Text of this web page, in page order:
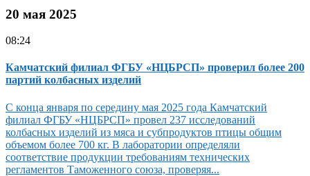
20 мая 2025
08:24
Камчатский филиал ФГБУ «НЦБРСП» проверил более 200
партий колбасных изделий
С конца января по середину мая 2025 года Камчатский
филиал ФГБУ «НЦБРСП» провел 237 исследований
колбасных изделий из мяса и субпродуктов птицы общим
объемом более 700 кг. В лаборатории определяли
соответствие продукции требованиям технических
регламентов Таможенного союза, проверяя...